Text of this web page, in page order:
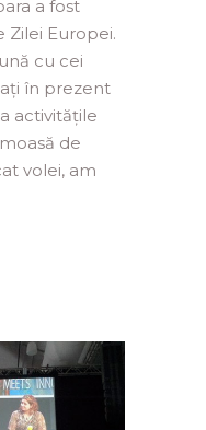
a fost
Zilei Europei.
cu cei
în prezent
activitățile
de
volei, am